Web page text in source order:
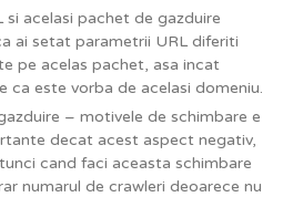
si acelasi pachet de gazduire
ai setat parametrii URL diferiti
pe acelas pachet, asa incat
ca este vorba de acelasi domeniu.
– motivele de schimbare e
decat acest aspect negativ,
cand faci aceasta schimbare
numarul de crawleri deoarece nu